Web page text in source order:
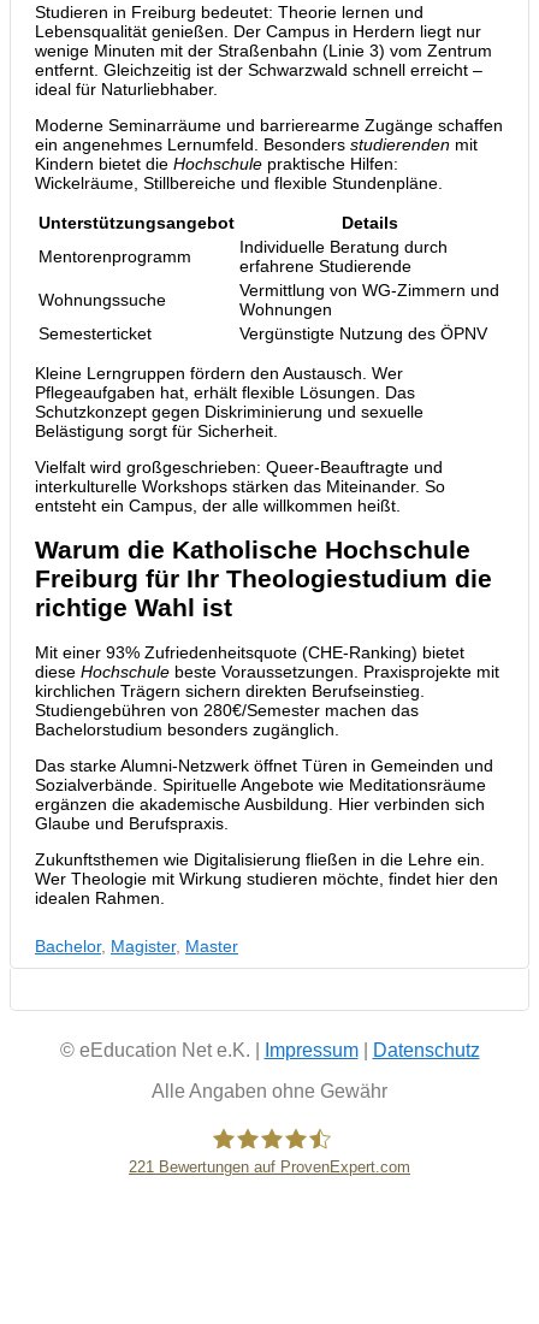
Studieren in Freiburg bedeutet: Theorie lernen und
Lebensqualität genießen. Der Campus in Herdern liegt nur
wenige Minuten mit der Straßenbahn (Linie 3) vom Zentrum
entfernt. Gleichzeitig ist der Schwarzwald schnell erreicht –
ideal für Naturliebhaber.
Moderne Seminarräume und barrierearme Zugänge schaffen
ein angenehmes Lernumfeld. Besonders studierenden mit
Kindern bietet die Hochschule praktische Hilfen:
Wickelräume, Stillbereiche und flexible Stundenpläne.
Unterstützungsangebot
Details
Mentorenprogramm
Individuelle Beratung durch
erfahrene Studierende
Wohnungssuche
Vermittlung von WG-Zimmern und
Wohnungen
Semesterticket
Vergünstigte Nutzung des ÖPNV
Kleine Lerngruppen fördern den Austausch. Wer
Pflegeaufgaben hat, erhält flexible Lösungen. Das
Schutzkonzept gegen Diskriminierung und sexuelle
Belästigung sorgt für Sicherheit.
Vielfalt wird großgeschrieben: Queer-Beauftragte und
interkulturelle Workshops stärken das Miteinander. So
entsteht ein Campus, der alle willkommen heißt.
Warum die Katholische Hochschule
Freiburg für Ihr Theologiestudium die
richtige Wahl ist
Mit einer 93% Zufriedenheitsquote (CHE-Ranking) bietet
diese Hochschule beste Voraussetzungen. Praxisprojekte mit
kirchlichen Trägern sichern direkten Berufseinstieg.
Studiengebühren von 280€/Semester machen das
Bachelorstudium besonders zugänglich.
Das starke Alumni-Netzwerk öffnet Türen in Gemeinden und
Sozialverbände. Spirituelle Angebote wie Meditationsräume
ergänzen die akademische Ausbildung. Hier verbinden sich
Glaube und Berufspraxis.
Zukunftsthemen wie Digitalisierung fließen in die Lehre ein.
Wer Theologie mit Wirkung studieren möchte, findet hier den
idealen Rahmen.
Bachelor, Magister, Master
© eEducation Net e.K. | Impressum|
Datenschutz
Alle Angaben ohne Gewähr
221 Bewertungen auf ProvenExpert.com